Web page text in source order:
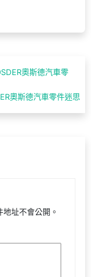
奧斯德汽車零
奧斯德汽車零件迷思
址不會公開。